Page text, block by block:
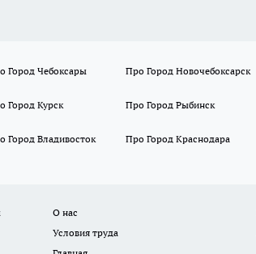
Город Чебоксары Про Город Новочебоксарск
Город Курск Про Город Рыбинск
Город Владивосток Про Город Краснодара
О нас
Условия труда